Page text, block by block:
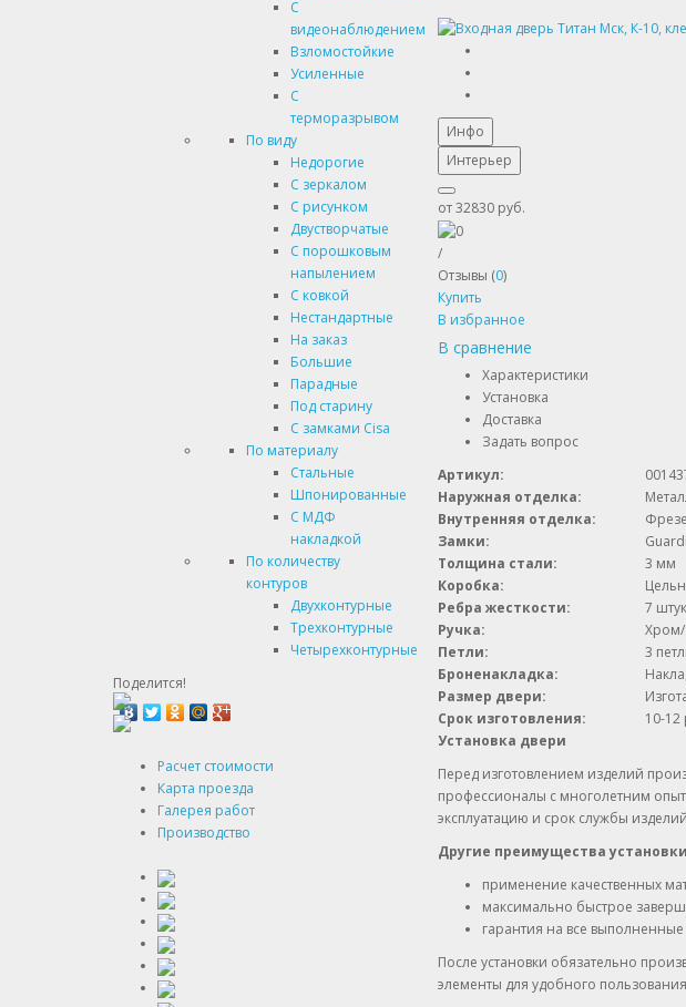
С
видеонаблюдением
Взломостойкие
Усиленные
С
терморазрывом
По виду
Недорогие
С зеркалом
С рисунком
Двустворчатые
С порошковым
напылением
С ковкой
Нестандартные
На заказ
Большие
Парадные
Под старину
С замками Cisa
По материалу
Стальные
Шпонированные
С МДФ
накладкой
По количеству
контуров
Двухконтурные
Трехконтурные
Четырехконтурные
Поделится!
Расчет стоимости
Карта проезда
Галерея работ
Производство
Инфо
Интерьер
от 32830 руб.
/
Отзывы (0)
Купить
В избранное
В сравнение
Характеристики
Установка
Доставка
Задать вопрос
Артикул:
Наружная отделка:
Внутренняя отделка:
Замки:
Толщина стали:
3 мм
Коробка:
Ребра жесткости:
7 штук
Ручка:
Петли:
3
Броненакладка:
Размер двери:
Срок изготовления:
10-12
Установка двери
Перед изготовлением изделий
профессионалы с многолетним
эксплуатацию и срок службы
Другие преимущества
применение качественных
максимально быстрое
гарантия на все
После установки обязательно
элементы для удобного